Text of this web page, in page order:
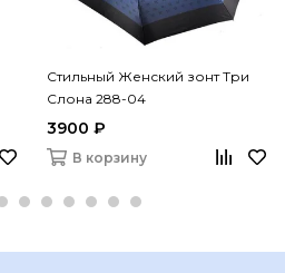
Стильный Женский зонт Три
Слона 288-04
3900 ₽
В корзину